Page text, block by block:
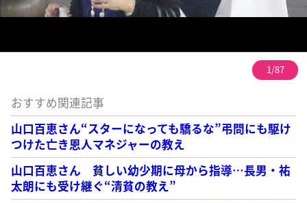
1/87
おすすめ関連記事
山口百恵さん“スターになっても驕るな”弔問にも駆け
つけた亡き恩人マネジャーの教え
山口百恵さん 貧しい幼少期に母から指導…長男・祐
太朗にも受け継ぐ“清貧の教え”